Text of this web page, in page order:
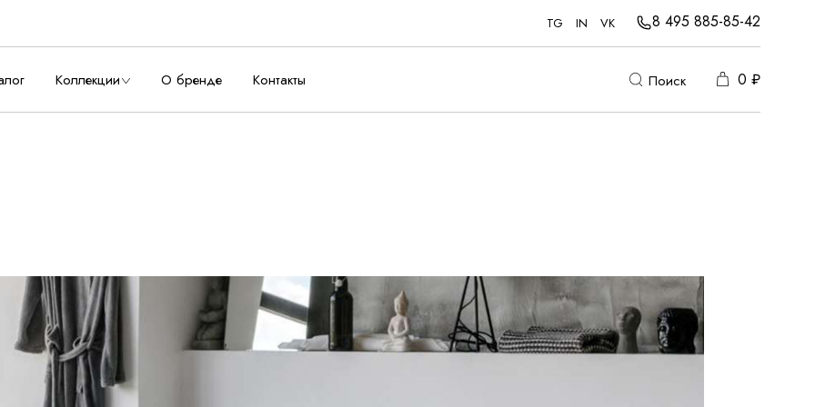
TG IN VK 8 495 885-85-42
Коллекции О бренде Контакты Поиск 0 ₽